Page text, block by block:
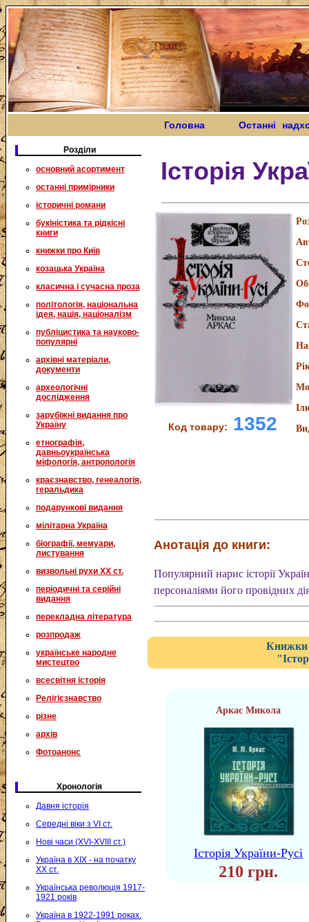
Головна Останні
Розділи
основний асортимент
останні примірники
історичні романи
букіністика та рідкісні
книги
книжки про Київ
козацька Україна
класична і сучасна проза
політологія, національна
ідея, нація, націоналізм
публіцистика та науково-
популярні
архівні матеріали,
документи
археологічні
дослідження
зарубіжні видання про
Україну
етнографія,
давньоукраїнська
міфологія, антропологія
краєзнавство, генеалогія,
геральдика
подарункові видання
мілітарна Україна
біографії, мемуари,
листування
визвольні рухи XX ст.
періодичні та серійні
видання
перекладна література
розпродаж
українське народне
мистецтво
всесвітня історія
Релігієзнавство
різне
архів
Фотоанонс
Хронологія
Давня історія
Середні віки з VI ст.
Нові часи (XVI-XVIII ст.)
Україна в XIX - на початку
XX ст.
Українська революція 1917-
1921 років
Україна в 1922-1991 роках.
Історія
Код товару: 1352
Анотація до книги:
Популярний нарис історії
персоналіями його провідних
Книжки
Аркас Микола
Історія України-Русі
210 грн.